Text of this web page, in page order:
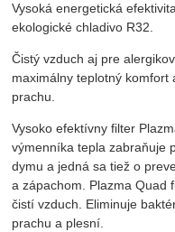
Vysoká energetická
ekologické chladivo R32.
Čistý vzduch aj pre
maximálny teplotný komfort
prachu.
Vysoko efektívny filter
výmenníka tepla zabraňuje
dymu a jedná sa tiež o
a zápachom. Plazma Quad
čistí vzduch. Eliminuje
prachu a plesní.